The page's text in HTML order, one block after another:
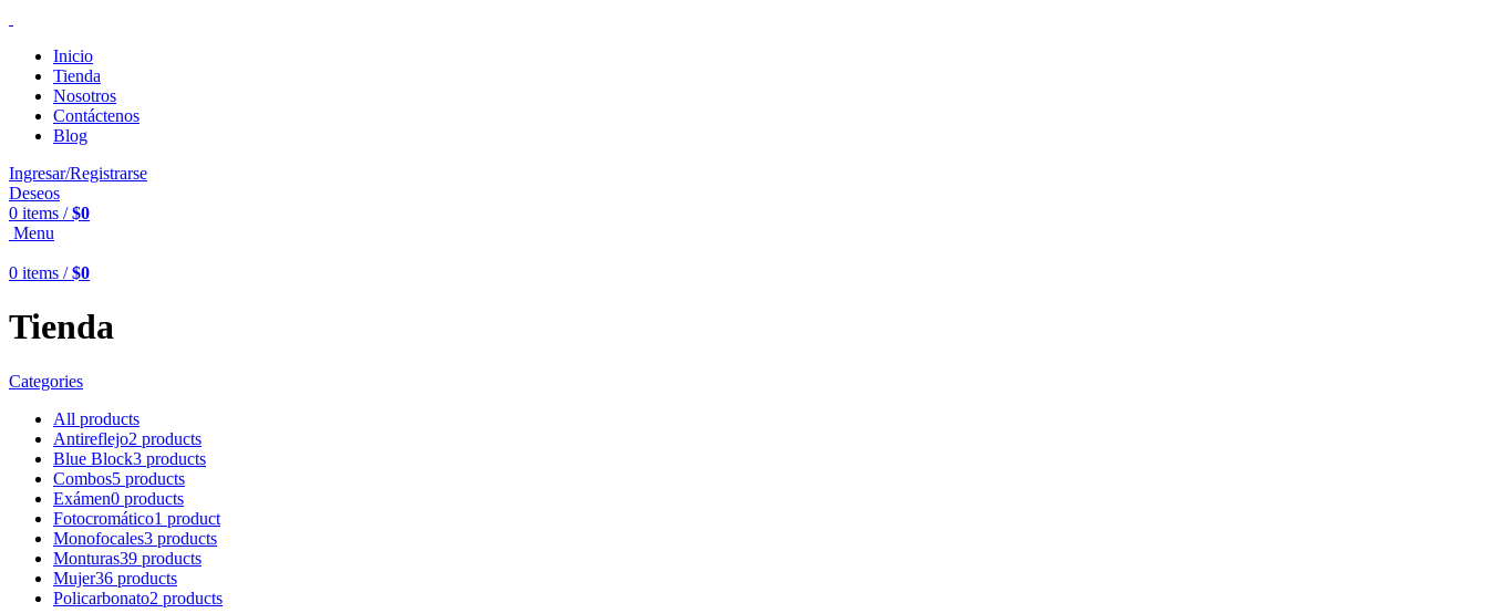
Inicio
Tienda
Nosotros
Contáctenos
Blog
Ingresar/Registrarse
Deseos
0 items / $0
Menu
0 items / $0
Tienda
Categories
All products
Antireflejo2 products
Blue Block3 products
Combos5 products
Exámen0 products
Fotocromático1 product
Monofocales3 products
Monturas39 products
Mujer36 products
Policarbonato2 products